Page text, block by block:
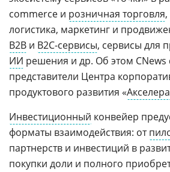
commerce и розничная торговля,
логистика, маркетинг и
B2B и B2C-сервисы, сервисы для
ИИ решения и др. Об этом
представители Центра
продуктового развития «
Инвестиционный конвейер
форматы взаимодействия: от
партнерств и инвестиций в
покупки доли и полного